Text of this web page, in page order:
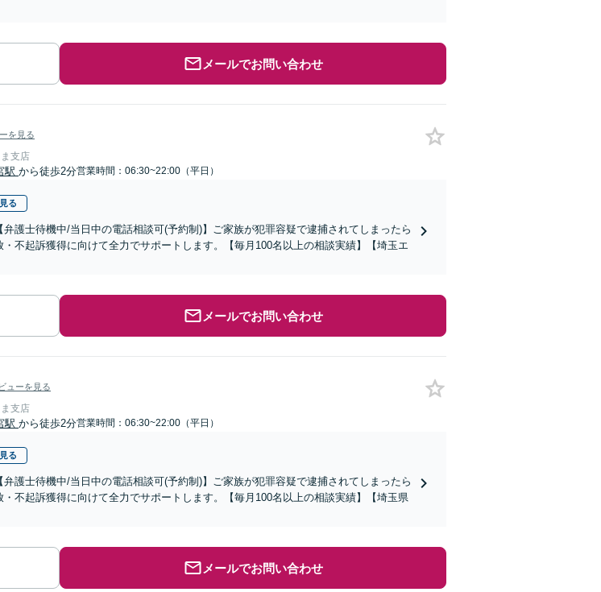
メールでお問い合わせ
を見る
支店
駅 から徒歩2分営業時間：06:30~22:00（平日）
る
弁護士待機中/当日中の電話相談可(予約制)】ご家族が犯罪容疑で逮捕されてしまったら
不起訴獲得に向けて全力でサポートします。【毎月100名以上の相談実績】【埼玉エ
メールでお問い合わせ
ューを見る
支店
駅 から徒歩2分営業時間：06:30~22:00（平日）
る
弁護士待機中/当日中の電話相談可(予約制)】ご家族が犯罪容疑で逮捕されてしまったら
不起訴獲得に向けて全力でサポートします。【毎月100名以上の相談実績】【埼玉県
メールでお問い合わせ